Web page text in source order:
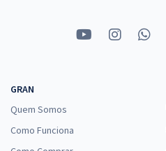
GRAN
Quem Somos
Como Funciona